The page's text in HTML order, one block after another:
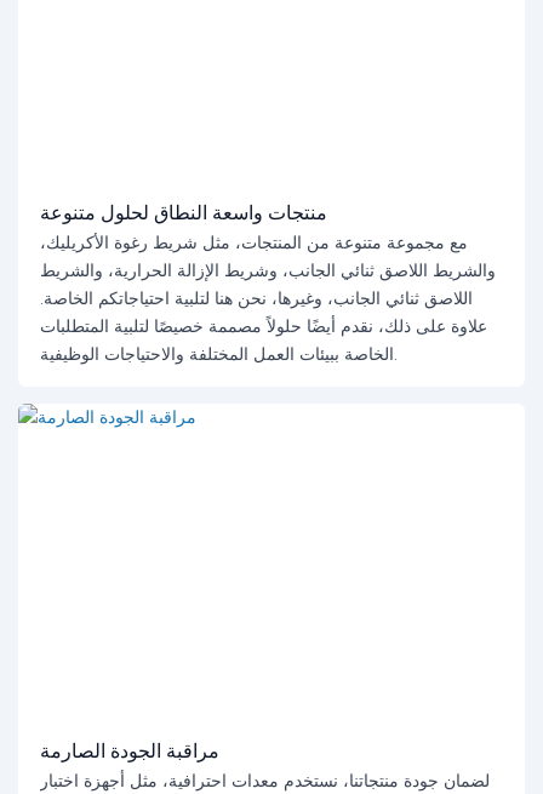
منتجات واسعة النطاق لحلول متنوعة
مع مجموعة متنوعة من المنتجات، مثل شريط رغوة الأكريليك،
والشريط اللاصق ثنائي الجانب، وشريط الإزالة الحرارية، والشريط
اللاصق ثنائي الجانب، وغيرها، نحن هنا لتلبية احتياجاتكم الخاصة.
علاوة على ذلك، نقدم أيضًا حلولاً مصممة خصيصًا لتلبية المتطلبات
الخاصة ببيئات العمل المختلفة والاحتياجات الوظيفية.
مراقبة الجودة الصارمة
لضمان جودة منتجاتنا، نستخدم معدات احترافية، مثل أجهزة اختبار